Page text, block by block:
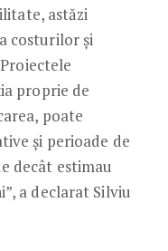
astăzi
costurilor și
proprie de
poate
și perioade de
decât estimau
a declarat Silviu